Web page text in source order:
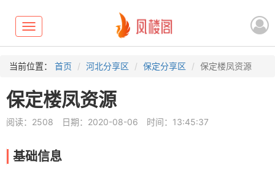
Toggle
navigation
当前位置： 首页 河北分享区 保定分享区 保定楼凤资源
保定楼凤资源
阅读：2508 日期：2020-08-06 时间：13:45:37
基础信息